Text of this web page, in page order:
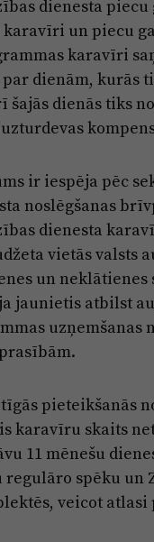
dienesta piecu
karavīri un piecu
karavīri
dienām, kurās
šajās dienās tiks
ir iespēja pēc
noslēgšanas
dienesta
vietās valsts
un neklātienes
jaunietis atbilst
uzņemšanas
pieteikšanās
karavīru skaits
11 mēnešu
spēku un
veicot atlasi